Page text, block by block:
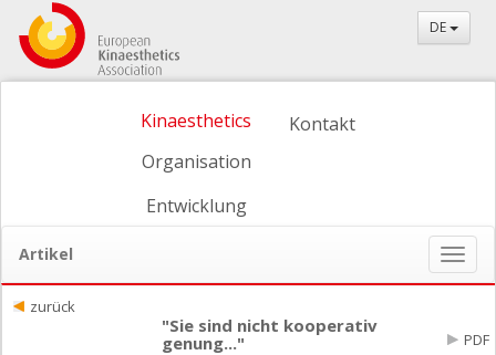
DE
Kinaesthetics
Organisation
Entwicklung
Kontakt
Artikel
ein-/
zurück
"Sie sind nicht kooperativ
genung..."
PDF